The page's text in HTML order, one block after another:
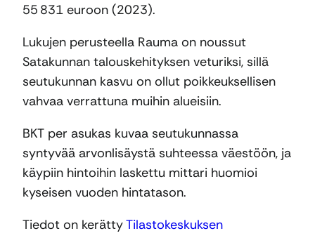
55 831 euroon (2023).
Lukujen perusteella Rauma on noussut
Satakunnan talouskehityksen veturiksi, sillä
seutukunnan kasvu on ollut poikkeuksellisen
vahvaa verrattuna muihin alueisiin.
BKT per asukas kuvaa seutukunnassa
syntyvää arvonlisäystä suhteessa väestöön, ja
käypiin hintoihin laskettu mittari huomioi
kyseisen vuoden hintatason.
Tiedot on kerättyTilastokeskuksen